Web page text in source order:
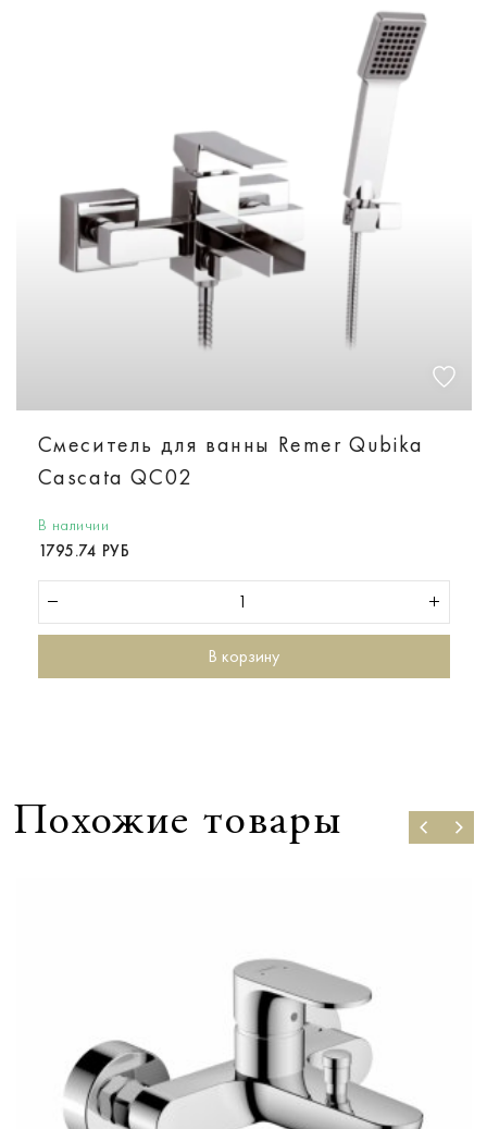
Смеситель для ванны Remer Qubika
Cascata QC02
В наличии
1795.74 РУБ
В корзину
Похожие товары